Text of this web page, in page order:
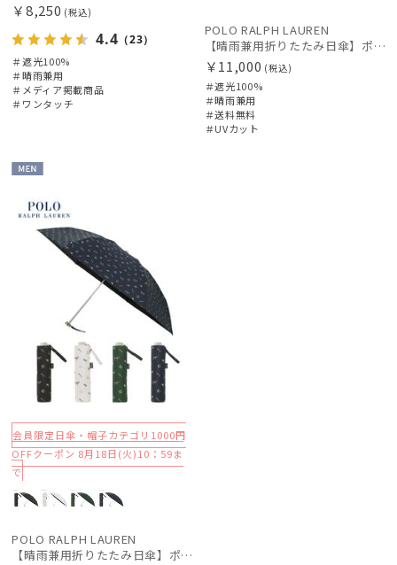
ブランド
傘機能
マフラー・ストール・スカーフ
帽子
その他
価格・割引率
在庫表示
￥8,250 (税込)
4.4 （23）
＃遮光100%
＃晴雨兼用
＃メディア掲載商品
＃ワンタッチ
POLO RALPH LAUREN
【晴雨兼用折りたたみ日傘】ポロ ラルフ ローレン (POLO RALPH LAUREN) 馬具 遮光100% UVメンズ日傘 簡単開閉
￥11,000 (税込)
＃遮光100%
＃晴雨兼用
＃送料無料
＃UVカット
会員限定日傘・帽子カテゴリ1000円
OFFクーポン 8月18日(火)10：59ま
で
POLO RALPH LAUREN
【晴雨兼用折りたたみ日傘】ポロ ラルフ ローレン (POLO RALPH LAUREN) 馬具 雨の日OK 軽量 一級遮光99.99% 遮熱 UV 晴雨兼用